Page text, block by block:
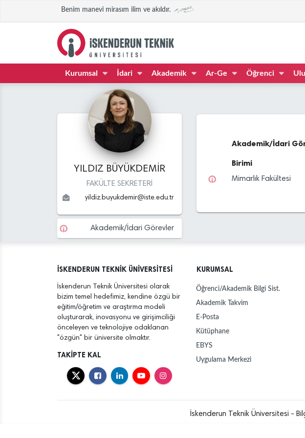
Benim manevi mirasım ilim ve akıldır.
Kurumsal İdari Akademik Ar-Ge Öğrenci
YILDIZ BÜYÜKDEMİR
FAKÜLTE SEKRETERİ
yildiz.buyukdemir@iste.edu.tr
Akademik/İdari Görevler
Akademik/İdari
Birimi
Mimarlık Fakültesi
İSKENDERUN TEKNİK ÜNİVERSİTESİ
İskenderun Teknik Üniversitesi olarak
bizim temel hedefimiz, kendine özgü bir
eğitim/öğretim ve araştırma modeli
oluşturarak, inovasyonu ve girişimciliği
önceleyen ve teknolojiye odaklanan
"özgün" bir üniversite olmaktır.
TAKİPTE KAL
KURUMSAL
Öğrenci/Akademik Bilgi Sist.
Akademik Takvim
E-Posta
Kütüphane
EBYS
Uygulama Merkezi
İskenderun Teknik Üniversitesi -